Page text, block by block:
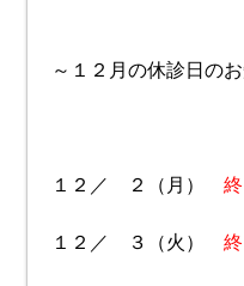
～１２月の休診日の
１２／ ２（月）
１２／ ３（火）